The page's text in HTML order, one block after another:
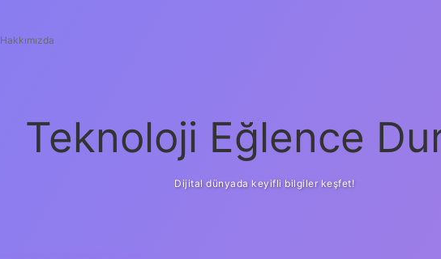
Hakkımızda
Teknoloji Eğlence
Dijital dünyada keyifli bilgiler keşfet!